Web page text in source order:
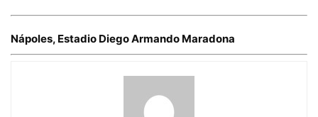
Nápoles, Estadio Diego Armando Maradona